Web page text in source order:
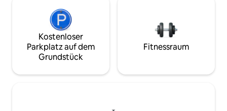
Kostenloser
Parkplatz auf dem
Grundstück
Fitnessraum